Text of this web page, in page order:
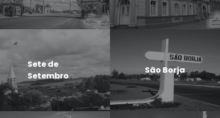
Sete de
Setembro
São Borja